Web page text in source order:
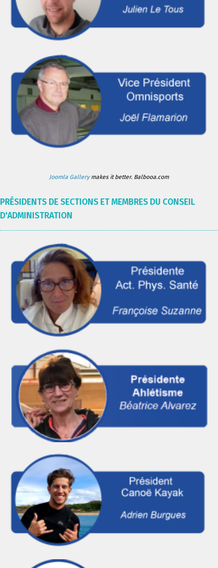
Joomla Gallerymakes it better. Balbooa.com
PRÉSIDENTS DE SECTIONS ET MEMBRES DU CONSEIL
D'ADMINISTRATION